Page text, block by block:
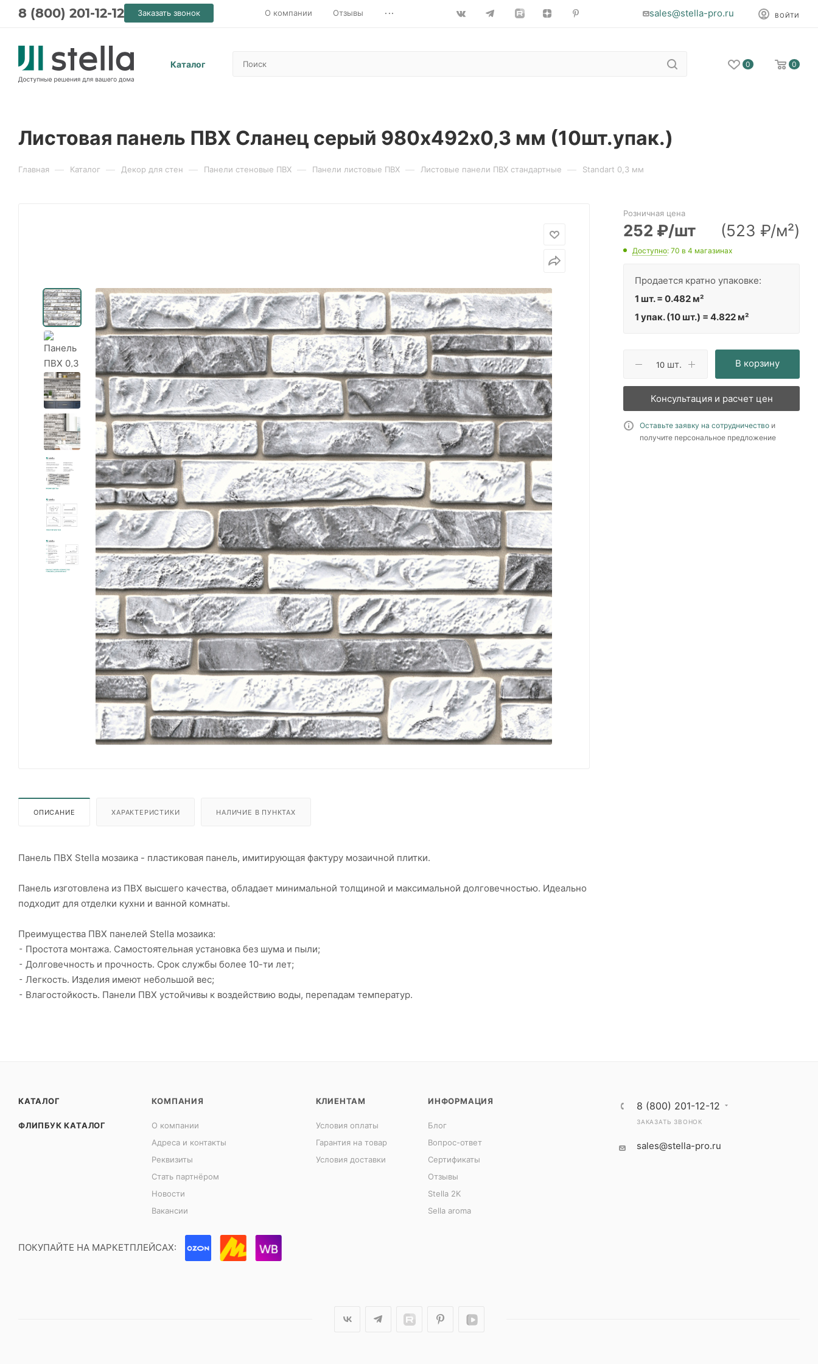
8 (800) 201-12-12 Заказать звонок О компании Отзывы ... sales@stella-pro.ru ВОЙТИ
Каталог 0 0
Листовая панель ПВХ Сланец серый 980х492х0,3 мм (10шт.упак.)
Главная — Каталог — Декор для стен — Панели стеновые ПВХ — Панели листовые ПВХ — Листовые панели ПВХ стандартные — Standart 0,3 мм
ОПИСАНИЕ ХАРАКТЕРИСТИКИ НАЛИЧИЕ В ПУНКТАХ
Панель ПВХ Stella мозаика - пластиковая панель, имитирующая фактуру мозаичной плитки.
Панель изготовлена из ПВХ высшего качества, обладает минимальной толщиной и максимальной долговечностью. Идеально
подходит для отделки кухни и ванной комнаты.
Преимущества ПВХ панелей Stella мозаика:
⁃ Простота монтажа. Самостоятельная установка без шума и пыли;
⁃ Долговечность и прочность. Срок службы более 10-ти лет;
⁃ Легкость. Изделия имеют небольшой вес;
⁃ Влагостойкость. Панели ПВХ устойчивы к воздействию воды, перепадам температур.
Розничная цена
252 ₽/шт (523 ₽/м²)
Доступно: 70 в 4 магазинах
Продается кратно упаковке:
1 шт. = 0.482 м²
1 упак. (10 шт.) = 4.822 м²
шт. В корзину
Консультация и расчет цен
Оставьте заявку на сотрудничество и
получите персональное предложение
КАТАЛОГ
ФЛИПБУК КАТАЛОГ
КОМПАНИЯ
О компании
Адреса и контакты
Реквизиты
Стать партнёром
Новости
Вакансии
КЛИЕНТАМ
Условия оплаты
Гарантия на товар
Условия доставки
ИНФОРМАЦИЯ
Блог
Вопрос-ответ
Сертификаты
Отзывы
Stella 2K
Sella aroma
8 (800) 201-12-12
ЗАКАЗАТЬ ЗВОНОК
sales@stella-pro.ru
ПОКУПАЙТЕ НА МАРКЕТПЛЕЙСАХ: